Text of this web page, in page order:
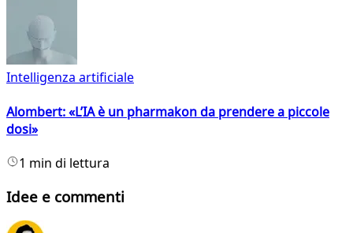
Intelligenza artificiale
Alombert: «L’IA è un pharmakon da prendere a piccole
dosi»
1 min di lettura
Idee e commenti